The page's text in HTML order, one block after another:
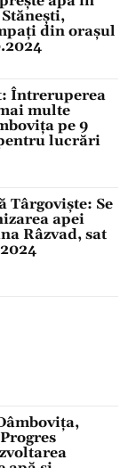
din orașul
Întreruperea
multe
pe 9
lucrări
Târgoviște: Se
apei
Râzvad, sat